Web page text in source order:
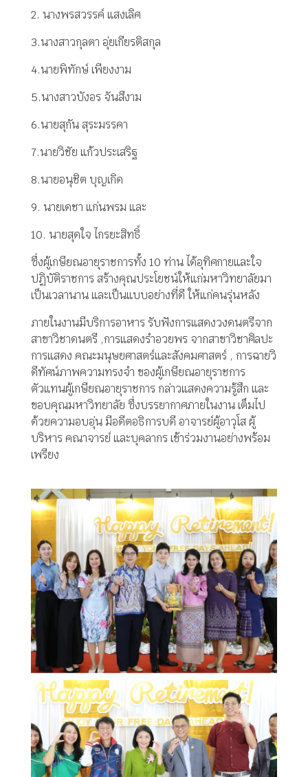
2. นางพรสวรรค์ แสงเลิศ
3.นางสาวกุลตา อุ่ยเกียรติสกุล
4.นายพิทักษ์ เพียงงาม
5.นางสาวบังอร จันสีงาม
6.นายสุกัน สุระมรรคา
7.นายวิชัย แก้วประเสริฐ
8.นายอนุชิต บุญเกิด
9. นายเดชา แก่นพรม และ
10. นายสุดใจ ไกรยะสิทธิ์
ซึ่งผู้เกษียณอายุราชการทั้ง 10 ท่าน ได้อุทิศกายและใจ
ปฏิบัติราชการ สร้างคุณประโยชน์ให้แก่มหาวิทยาลัยมา
เป็นเวลานาน และเป็นแบบอย่างที่ดี ให้แก่คนรุ่นหลัง
ภายในงานมีบริการอาหาร รับฟังการแสดงวงดนตรีจาก
สาขาวิชาดนตรี ,การแสดงรำอวยพร จากสาขาวิชาศิลปะ
การแสดง คณะมนุษยศาสตร์และสังคมศาสตร์ , การฉายวิ
ดีทัศน์ภาพความทรงจำ ของผู้เกษียณอายุราชการ
ตัวแทนผู้เกษียณอายุราชการ กล่าวแสดงความรู้สึก และ
ขอบคุณมหาวิทยาลัย ซึ่งบรรยากาศภายในงาน เต็มไป
ด้วยความอบอุ่น มีอดีตอธิการบดี อาจารย์ผู้อาวุโส ผู้
บริหาร คณาจารย์ และบุคลากร เข้าร่วมงานอย่างพร้อม
เพรียง